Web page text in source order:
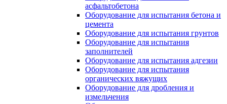
асфальтобетона
Оборудование для испытания бетона и
цемента
Оборудование для испытания грунтов
Оборудование для испытания
заполнителей
Оборудование для испытания адгезии
Оборудование для испытания
органических вяжущих
Оборудование для дробления и
измельчения